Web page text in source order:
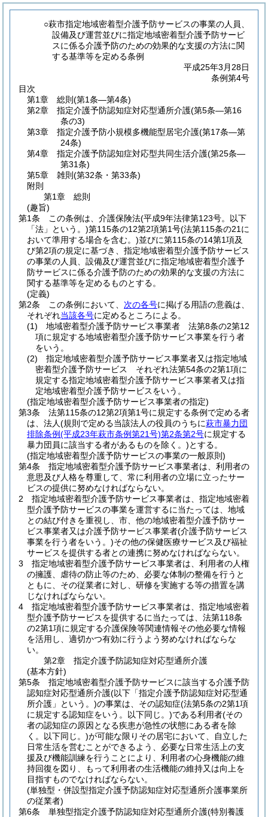
○萩市指定地域密着型介護予防サービスの事業の人員、
設備及び運営並びに指定地域密着型介護予防サービ
スに係る介護予防のための効果的な支援の方法に関
する基準等を定める条例
平成25年3月28日
条例第4号
目次
第1章
総則 (第1条―第4条)
第2章
指定介護予防認知症対応型通所介護(第5条―第16
条の3)
第3章
指定介護予防小規模多機能型居宅介護(第17条―第
24条)
第4章
指定介護予防認知症対応型共同生活介護(第25条―
第31条)
第5章
雑則 (第32条・第33条)
附則
第1章
総則
(趣旨)
第1条
この条例は、介護保険法(平成9年法律第123号。以下
「法」という。)第115条の12第2項第1号(法第115条の21に
おいて準用する場合を含む。)並びに第115条の14第1項及
び第2項の規定に基づき、指定地域密着型介護予防サービス
の事業の人員、設備及び運営並びに指定地域密着型介護予
防サービスに係る介護予防のための効果的な支援の方法に
関する基準等を定めるものとする。
(定義)
第2条
この条例において、 次の各号に掲げる用語の意義は、
それぞれ当該各号に定めるところによる。
(1)
地域密着型介護予防サービス事業者 法第8条の2第12
項に規定する地域密着型介護予防サービス事業を行う者
をいう。
(2)
指定地域密着型介護予防サービス事業者又は指定地域
密着型介護予防サービス それぞれ法第54条の2第1項に
規定する指定地域密着型介護予防サービス事業者又は指
定地域密着型介護予防サービスをいう。
(指定地域密着型介護予防サービス事業者の指定)
第3条
法第115条の12第2項第1号に規定する条例で定める者
は、法人(規則で定める当該法人の役員のうちに萩市暴力団
排除条例(平成23年萩市条例第21号)第2条第2号に規定する
暴力団員に該当する者があるものを除く。)とする。
(指定地域密着型介護予防サービスの事業の一般原則)
第4条
指定地域密着型介護予防サービス事業者は、利用者の
意思及び人格を尊重して、常に利用者の立場に立ったサー
ビスの提供に努めなければならない。
2
指定地域密着型介護予防サービス事業者は、指定地域密着
型介護予防サービスの事業を運営するに当たっては、地域
との結び付きを重視し、市、他の地域密着型介護予防サー
ビス事業者又は介護予防サービス事業者(介護予防サービス
事業を行う者をいう。)その他の保健医療サービス及び福祉
サービスを提供する者との連携に努めなければならない。
3
指定地域密着型介護予防サービス事業者は、利用者の人権
の擁護、虐待の防止等のため、必要な体制の整備を行うと
ともに、その従業者に対し、研修を実施する等の措置を講
じなければならない。
4
指定地域密着型介護予防サービス事業者は、指定地域密着
型介護予防サービスを提供するに当たっては、法第118条
の2第1項に規定する介護保険等関連情報その他必要な情報
を活用し、適切かつ有効に行うよう努めなければならな
い。
第2章
指定介護予防認知症対応型通所介護
(基本方針)
第5条
指定地域密着型介護予防サービスに該当する介護予防
認知症対応型通所介護(以下「指定介護予防認知症対応型通
所介護」という。)の事業は、その認知症(法第5条の2第1項
に規定する認知症をいう。以下同じ。)である利用者(その
者の認知症の原因となる疾患が急性の状態にある者を除
く。以下同じ。)が可能な限りその居宅において、自立した
日常生活を営むことができるよう、必要な日常生活上の支
援及び機能訓練を行うことにより、利用者の心身機能の維
持回復を図り、もって利用者の生活機能の維持又は向上を
目指すものでなければならない。
(単独型・併設型指定介護予防認知症対応型通所介護事業所
の従業者)
第6条
単独型指定介護予防認知症対応型通所介護(特別養護